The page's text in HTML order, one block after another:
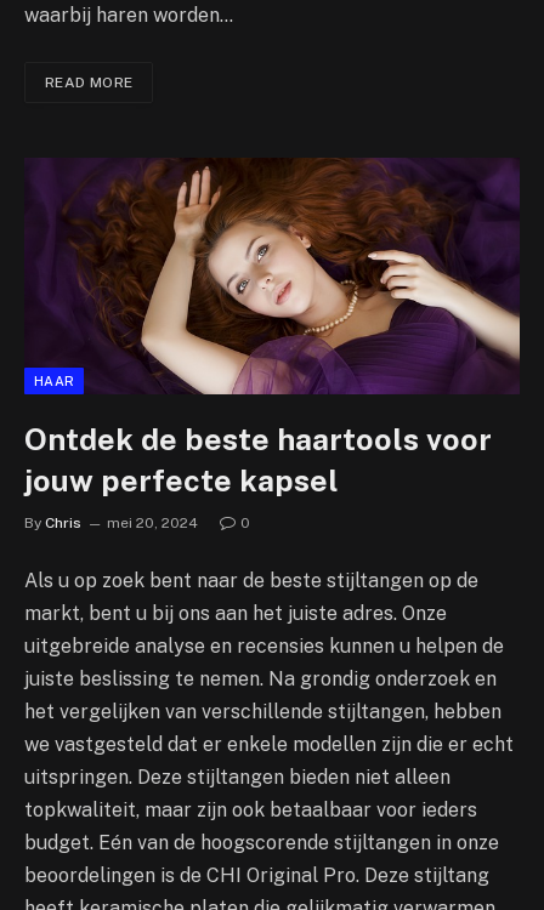
waarbij haren worden…
READ MORE
HAAR
Ontdek de beste haartools voor
jouw perfecte kapsel
By Chris mei 20, 2024 0
Als u op zoek bent naar de beste stijltangen op de
markt, bent u bij ons aan het juiste adres. Onze
uitgebreide analyse en recensies kunnen u helpen de
juiste beslissing te nemen. Na grondig onderzoek en
het vergelijken van verschillende stijltangen, hebben
we vastgesteld dat er enkele modellen zijn die er echt
uitspringen. Deze stijltangen bieden niet alleen
topkwaliteit, maar zijn ook betaalbaar voor ieders
budget. Eén van de hoogscorende stijltangen in onze
beoordelingen is de CHI Original Pro. Deze stijltang